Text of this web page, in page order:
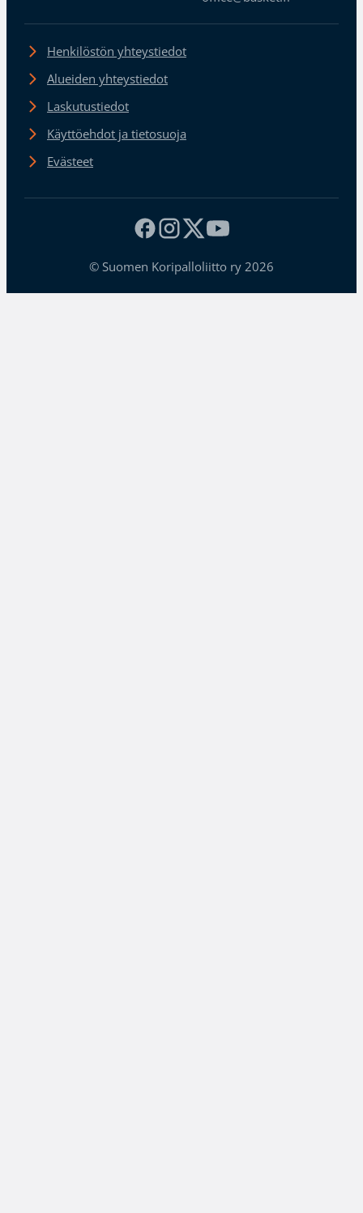
Henkilöstön yhteystiedot
Alueiden yhteystiedot
Laskutustiedot
Käyttöehdot ja tietosuoja
Evästeet
© Suomen Koripalloliitto ry 2026